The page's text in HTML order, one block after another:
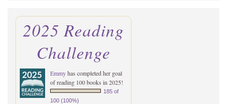
2025 Reading
Challenge
Emmyhas completed her goal
of reading 100 books in 2025!
185 of
100 (100%)